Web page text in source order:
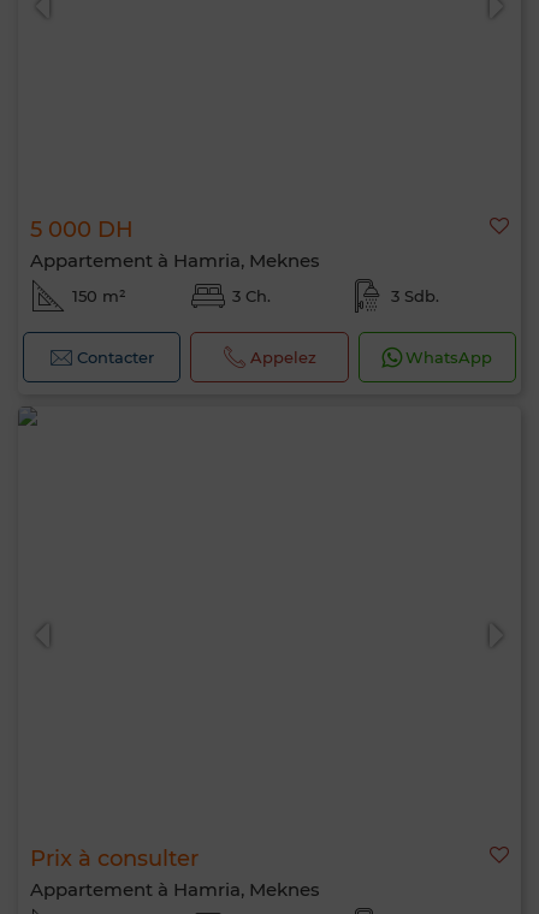
5 000 DH
Appartement à Hamria, Meknes
150 m² 3 Ch. 3 Sdb.
Contacter Appelez WhatsApp
Prix à consulter
Appartement à Hamria, Meknes